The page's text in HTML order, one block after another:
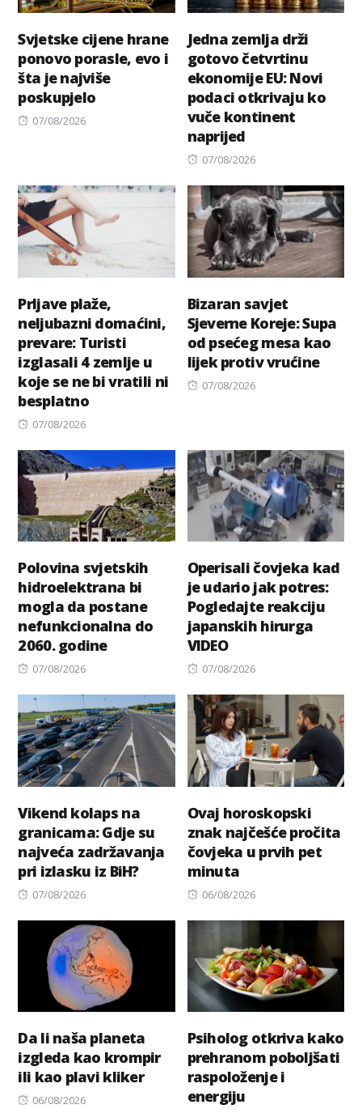
Svjetske cijene hrane
ponovo porasle, evo i
šta je najviše
poskupjelo
Posted
07/08/2026
Jedna zemlja drži
gotovo četvrtinu
ekonomije EU: Novi
podaci otkrivaju ko
vuče kontinent
naprijed
Posted
07/08/2026
Prljave plaže,
neljubazni domaćini,
prevare: Turisti
izglasali 4 zemlje u
koje se ne bi vratili ni
besplatno
Posted
07/08/2026
Bizaran savjet
Sjeverne Koreje: Supa
od psećeg mesa kao
lijek protiv vrućine
Posted
07/08/2026
Polovina svjetskih
hidroelektrana bi
mogla da postane
nefunkcionalna do
2060. godine
Posted
07/08/2026
Operisali čovjeka kad
je udario jak potres:
Pogledajte reakciju
japanskih hirurga
VIDEO
Posted
07/08/2026
Vikend kolaps na
granicama: Gdje su
najveća zadržavanja
pri izlasku iz BiH?
Posted
07/08/2026
Ovaj horoskopski
znak najčešće pročita
čovjeka u prvih pet
minuta
Posted
06/08/2026
Da li naša planeta
izgleda kao krompir
ili kao plavi kliker
Posted
06/08/2026
Psiholog otkriva kako
prehranom poboljšati
raspoloženje i
energiju